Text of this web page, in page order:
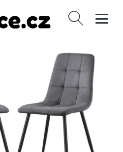
Vyhledávání